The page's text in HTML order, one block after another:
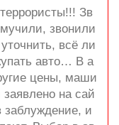
Зв
звонили
всё ли
авто… В а
цены, маши
на сай
заблуждение, и